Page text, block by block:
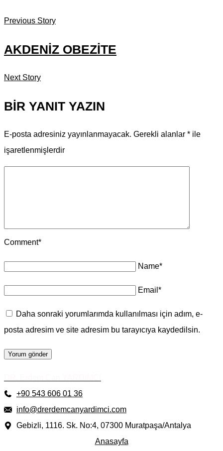
Previous Story
AKDENIZ OBEZITE
Next Story
BIR YANIT YAZIN
E-posta adresiniz yayınlanmayacak. Gerekli alanlar * ile
işaretlenmişlerdir
Comment*
Name*
Email *
Daha sonraki yorumlarımda kullanılması için adım, e-
posta adresim ve site adresim bu tarayıcıya kaydedilsin.
+90 543 606 01 36
info@drerdemcanyardimci.com
Gebizli, 1116. Sk. No:4, 07300 Muratpaşa/Antalya
Anasayfa